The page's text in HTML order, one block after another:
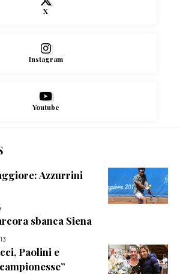
X
Instagram
Youtube
Azzurrini
sbanca Siena
Paolini e